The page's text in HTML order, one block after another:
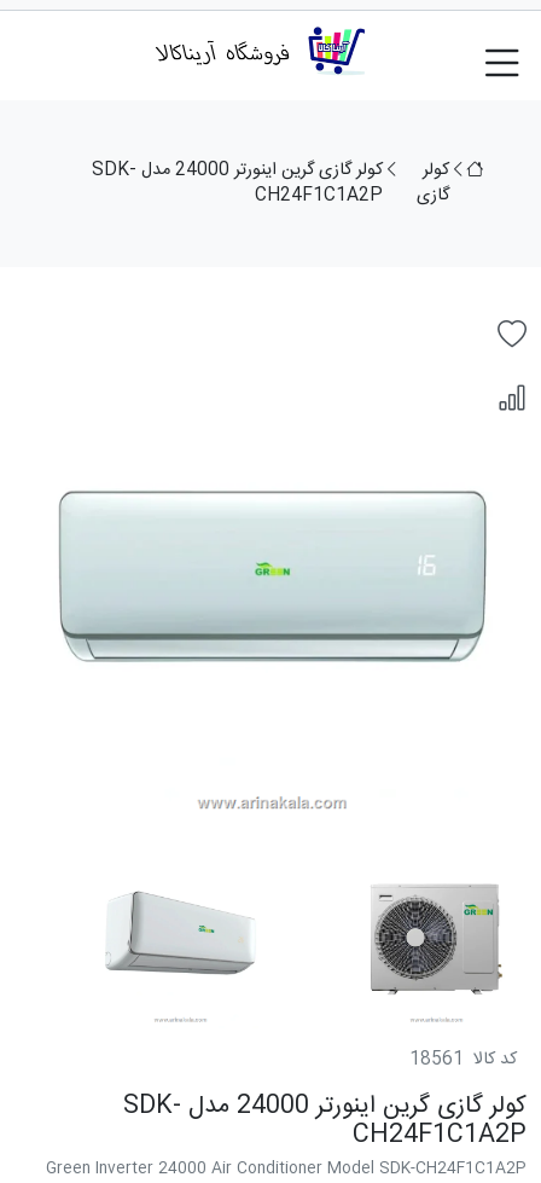
کولر
گازی
کولر گازی گرین اینورتر 24000 مدل SDK-
CH24F1C1A2P
کد کالا 18561
کولر گازی گرین اینورتر 24000 مدل SDK-
CH24F1C1A2P
Green Inverter 24000 Air Conditioner Model SDK-CH24F1C1A2P